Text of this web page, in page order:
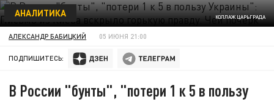
КОЛЛАЖ ЦАРЬГРАДА
АНАЛИТИКА
АЛЕКСАНДР БАБИЦКИЙ 05 ИЮНЯ 21:00
ПОДПИШИТЕСЬ:
В России "бунты", "потери 1 к 5 в пользу